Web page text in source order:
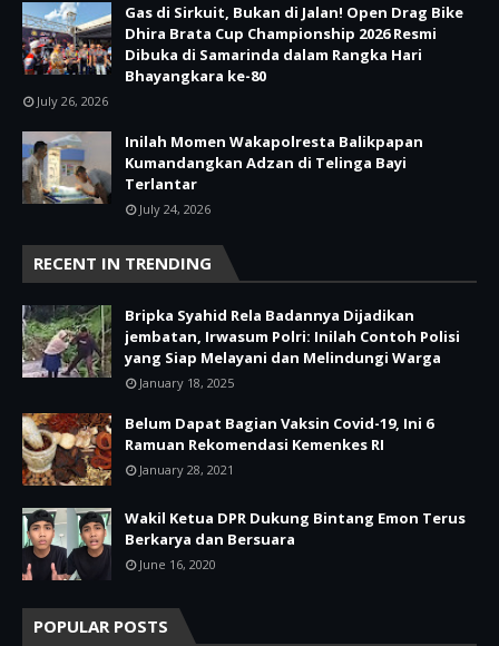
Gas di Sirkuit, Bukan di Jalan! Open Drag Bike
Dhira Brata Cup Championship 2026 Resmi
Dibuka di Samarinda dalam Rangka Hari
Bhayangkara ke-80
July 26, 2026
Inilah Momen Wakapolresta Balikpapan
Kumandangkan Adzan di Telinga Bayi
Terlantar
July 24, 2026
RECENT IN TRENDING
Bripka Syahid Rela Badannya Dijadikan
jembatan, Irwasum Polri: Inilah Contoh Polisi
yang Siap Melayani dan Melindungi Warga
January 18, 2025
Belum Dapat Bagian Vaksin Covid-19, Ini 6
Ramuan Rekomendasi Kemenkes RI
January 28, 2021
Wakil Ketua DPR Dukung Bintang Emon Terus
Berkarya dan Bersuara
June 16, 2020
POPULAR POSTS